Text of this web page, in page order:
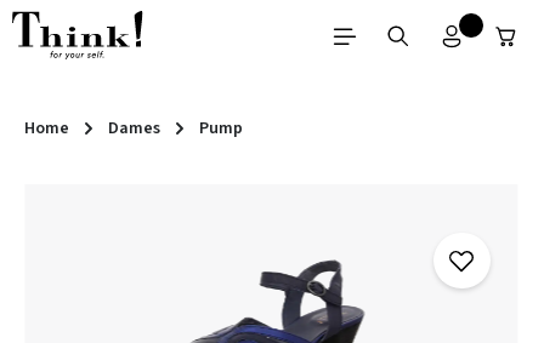
Ga naar de hoofdinhoud
Home Dames Pump